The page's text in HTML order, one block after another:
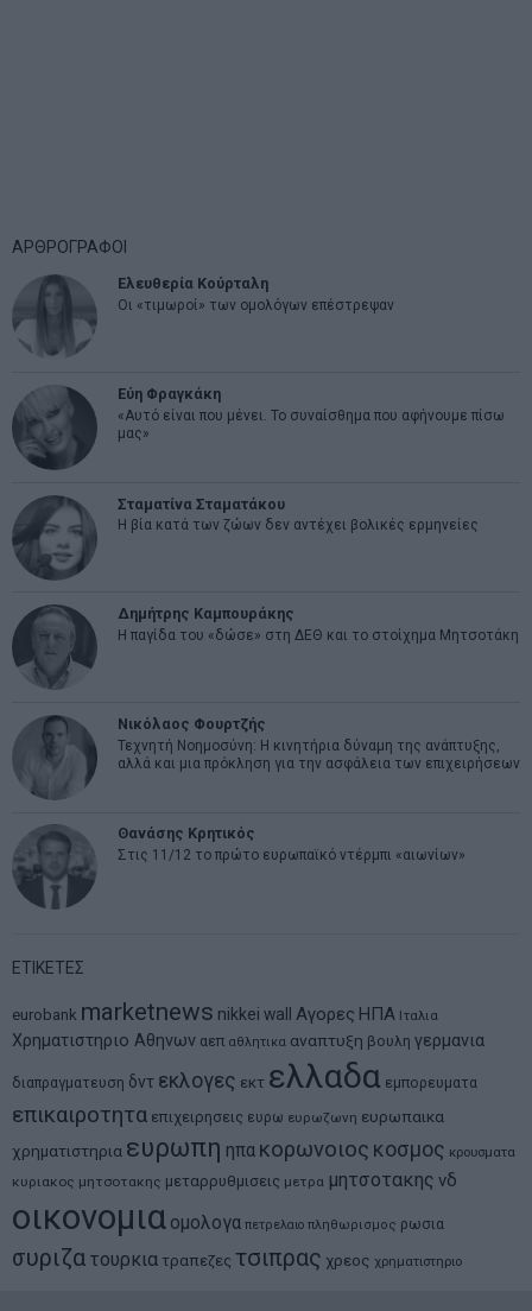
ΑΡΘΡΟΓΡΑΦΟΙ
Ελευθερία Κούρταλη
Οι «τιμωροί» των ομολόγων επέστρεψαν
Εύη Φραγκάκη
«Αυτό είναι που μένει. Το συναίσθημα που αφήνουμε πίσω
μας»
Σταματίνα Σταματάκου
Η βία κατά των ζώων δεν αντέχει βολικές ερμηνείες
Δημήτρης Καμπουράκης
Η παγίδα του «δώσε» στη ΔΕΘ και το στοίχημα Μητσοτάκη
Νικόλαος Φουρτζής
Τεχνητή Νοημοσύνη: Η κινητήρια δύναμη της ανάπτυξης,
αλλά και μια πρόκληση για την ασφάλεια των επιχειρήσεων
Θανάσης Κρητικός
Στις 11/12 το πρώτο ευρωπαϊκό ντέρμπι «αιωνίων»
ΕΤΙΚΕΤΕΣ
eurobank marketnews nikkei wall Αγορες ΗΠΑ Ιταλια
Χρηματιστηριο Αθηνων αεπ αθλητικα αναπτυξη βουλη γερμανια
διαπραγματευση δντ εκλογες εκτ ελλαδα εμπορευματα
επικαιροτητα επιχειρησεις ευρω ευρωζωνη ευρωπαικα
χρηματιστηρια ευρωπη ηπα κορωνοιος κοσμος κρουσματα
κυριακος μητσοτακης μεταρρυθμισεις μετρα μητσοτακης νδ
οικονομια ομολογα πετρελαιο πληθωρισμος ρωσια
συριζα τουρκια τραπεζες τσιπρας χρεος χρηματιστηριο